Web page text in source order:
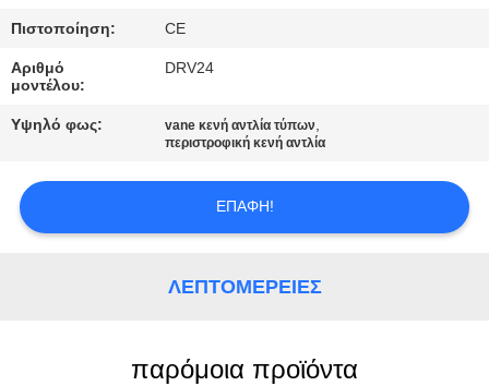
ΖΗΤΉΣΤΕ
ΠΡΟΣΦΟΡΆ
COMPRESSOR
SITEMAP
Πιστοποίηση: CE
Αριθμό
μοντέλου:
DRV24
Υψηλό φως: vane κενή αντλία τύπων,
περιστροφική κενή αντλία
ΕΠΑΦΉ!
ΛΕΠΤΟΜΈΡΕΙΕΣ
παρόμοια προϊόντα